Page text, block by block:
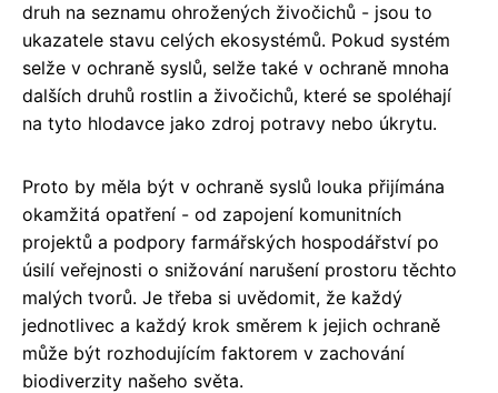
druh na seznamu ohrožených živočichů - jsou to
ukazatele stavu celých ekosystémů. Pokud systém
selže v ochraně syslů, selže také v ochraně mnoha
dalších druhů rostlin a živočichů, které se spoléhají
na tyto hlodavce jako zdroj potravy nebo úkrytu.
Proto by měla být v ochraně syslů louka přijímána
okamžitá opatření - od zapojení komunitních
projektů a podpory farmářských hospodářství po
úsilí veřejnosti o snižování narušení prostoru těchto
malých tvorů. Je třeba si uvědomit, že každý
jednotlivec a každý krok směrem k jejich ochraně
může být rozhodujícím faktorem v zachování
biodiverzity našeho světa.